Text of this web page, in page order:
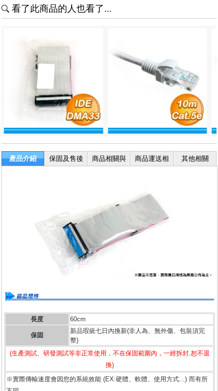
看了此商品的人也看了...
產品介紹
長度 60cm
保固
新品瑕疵七日內換新(非人為、無外傷、包裝須完
整)
(生產測試、研發測試等非正常使用，不在保固範圍內，一經拆封.恕不退
換)
※實際傳輸速度會因您的系統效能 (EX:硬體、軟體、使用方式...) 而有所
保固及售後
商品相關與
商品運送相
其他相關